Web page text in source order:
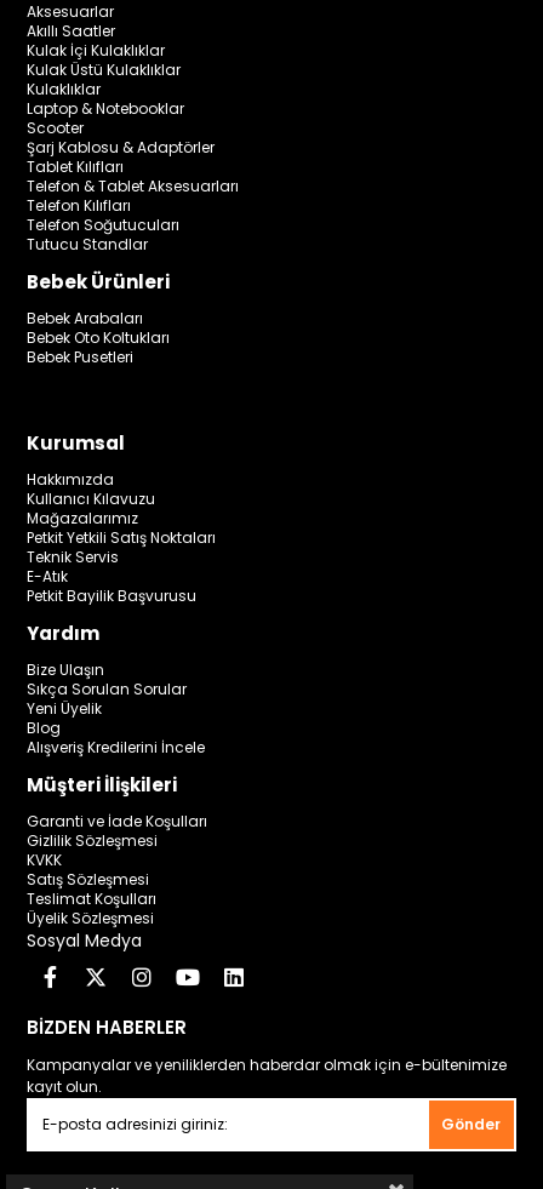
Aksesuarlar
Akıllı Saatler
Kulak İçi Kulaklıklar
Kulak Üstü Kulaklıklar
Kulaklıklar
Laptop & Notebooklar
Scooter
Şarj Kablosu & Adaptörler
Tablet Kılıfları
Telefon & Tablet Aksesuarları
Telefon Kılıfları
Telefon Soğutucuları
Tutucu Standlar
Bebek Ürünleri
Bebek Arabaları
Bebek Oto Koltukları
Bebek Pusetleri
Kurumsal
Hakkımızda
Kullanıcı Kılavuzu
Mağazalarımız
Petkit Yetkili Satış Noktaları
Teknik Servis
E-Atık
Petkit Bayilik Başvurusu
Yardım
Bize Ulaşın
Sıkça Sorulan Sorular
Yeni Üyelik
Blog
Alışveriş Kredilerini İncele
Müşteri İlişkileri
Garanti ve İade Koşulları
Gizlilik Sözleşmesi
KVKK
Satış Sözleşmesi
Teslimat Koşulları
Üyelik Sözleşmesi
Sosyal Medya
BİZDEN HABERLER
Kampanyalar ve yeniliklerden haberdar olmak için e-bültenimize
kayıt olun.
Gönder